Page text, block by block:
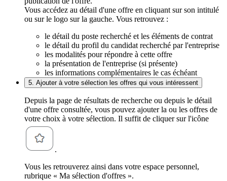
Vous accédez au détail d'une offre en cliquant sur son intitulé
ou sur le logo sur la gauche. Vous retrouvez :
le détail du poste recherché et les éléments de contrat
le détail du profil du candidat recherché par l'entreprise
les modalités pour répondre à cette offre
la présentation de l'entreprise (si présente)
les informations complémentaires le cas échéant
5. Ajouter à votre sélection les offres qui vous intéressent
Depuis la page de résultats de recherche ou depuis le détail
d'une offre consultée, vous pouvez ajouter la ou les offres de
votre choix à votre sélection. Il suffit de cliquer sur l'icône
.
Vous les retrouverez ainsi dans votre espace personnel,
rubrique « Ma sélection d'offres ».